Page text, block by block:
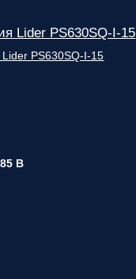
Lider PS630SQ-I-15
В